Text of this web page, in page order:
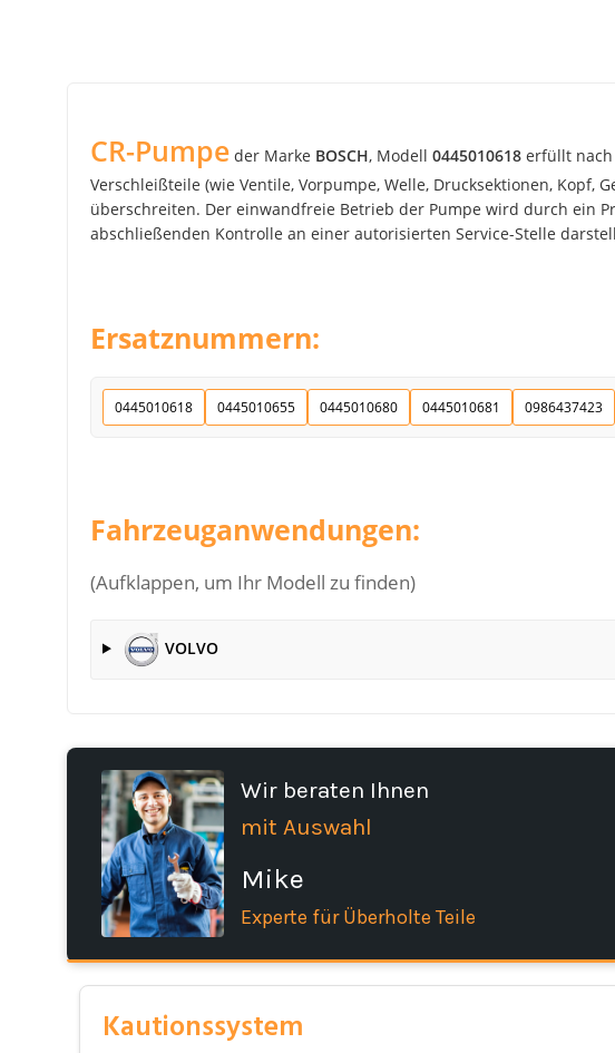
CR-Pumpe der Marke BOSCH, Modell 0445010618 erfüllt
Verschleißteile (wie Ventile, Vorpumpe, Welle, Drucksektionen,
überschreiten. Der einwandfreie Betrieb der Pumpe wird durch ein
abschließenden Kontrolle an einer autorisierten Service-Stelle
Ersatznummern:
0445010618 0445010655 0445010680 0445010681 0986437423
Fahrzeuganwendungen:
(Aufklappen, um Ihr Modell zu finden)
VOLVO
Wir beraten Ihnen
mit Auswahl
Mike
Experte für Überholte Teile
Kautionssystem